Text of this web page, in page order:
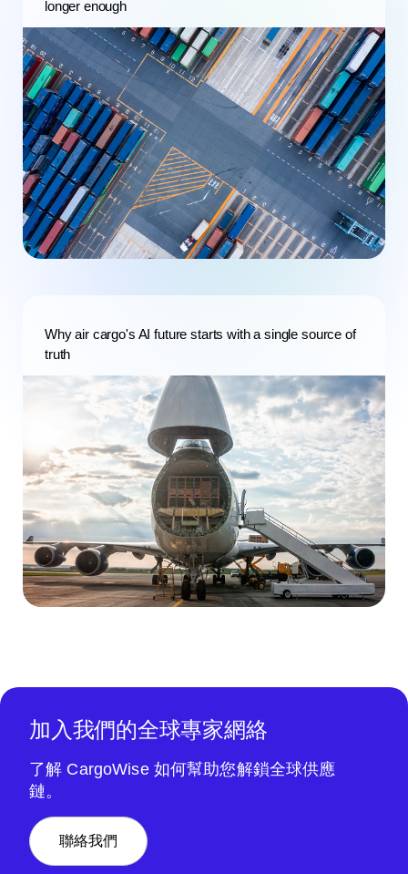
longer enough
Why air cargo's AI future starts with a single source of
truth
加入我們的全球專家網絡
了解 CargoWise 如何幫助您解鎖全球供應
鏈。
聯絡我們